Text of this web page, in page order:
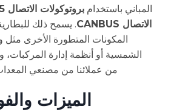
المباني باستخدام
الاتصال CANBUS
. يسمح ذلك
المكونات المتطورة الأخرى مثل
الشمسية أو أنظمة إدارة
من عملائنا من مصنعي
الميزات